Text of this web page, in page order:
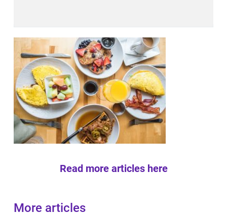
Read more articles here
More articles